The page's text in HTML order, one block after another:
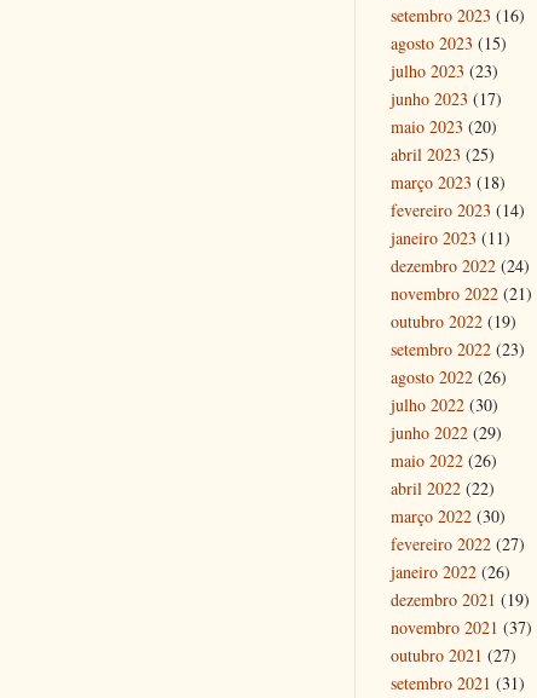
setembro 2023 (16)
agosto 2023 (15)
julho 2023 (23)
junho 2023 (17)
maio 2023 (20)
abril 2023 (25)
março 2023 (18)
fevereiro 2023 (14)
janeiro 2023 (11)
dezembro 2022 (24)
novembro 2022 (21)
outubro 2022 (19)
setembro 2022 (23)
agosto 2022 (26)
julho 2022 (30)
junho 2022 (29)
maio 2022 (26)
abril 2022 (22)
março 2022 (30)
fevereiro 2022 (27)
janeiro 2022 (26)
dezembro 2021 (19)
novembro 2021 (37)
outubro 2021 (27)
setembro 2021 (31)